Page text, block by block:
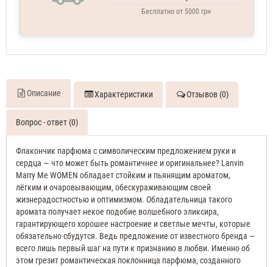
Бесплатно от 5000 грн
Описание Характеристики Отзывов (0)
Вопрос - ответ (0)
Флакончик парфюма с символическим предложением руки и
сердца — что может быть романтичнее и оригинальнее? Lanvin
Marry Me WOMEN обладает стойким и пьянящим ароматом,
лёгким и очаровывающим, обескураживающим своей
жизнерадостностью и оптимизмом. Обладательница такого
аромата получает некое подобие волшебного эликсира,
гарантирующего хорошее настроение и светлые мечты, которые
обязательно сбудутся. Ведь предложение от известного бренда —
всего лишь первый шаг на пути к признанию в любви. Именно об
этом грезит романтическая поклонница парфюма, созданного